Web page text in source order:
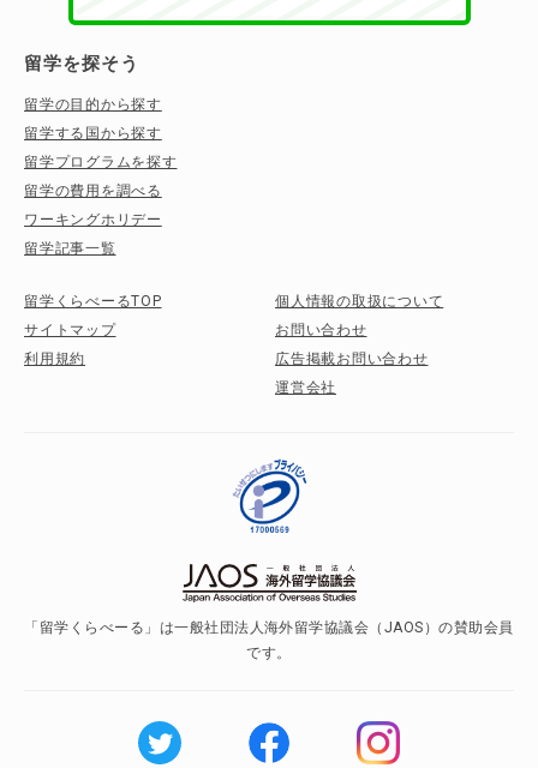
留学を探そう
留学の目的から探す
留学する国から探す
留学プログラムを探す
留学の費用を調べる
ワーキングホリデー
留学記事一覧
留学くらべーるTOP
サイトマップ
利用規約
個人情報の取扱について
お問い合わせ
広告掲載お問い合わせ
運営会社
「留学くらべーる」は一般社団法人海外留学協議会（JAOS）の賛助会員
です。